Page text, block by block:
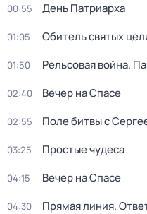
00:55 Дeнь Патриаpха
01:05 Обитель святых
01:50 Рельсовая война.
02:40 Вечер на Спасе
02:55 Поле битвы с
03:25 Простые чудеса
04:15 Вечер на Спасе
04:30 Прямая линия.